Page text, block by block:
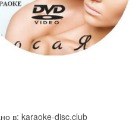
в: karaoke-disc.club